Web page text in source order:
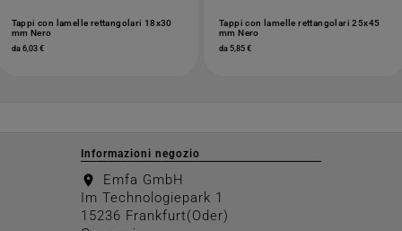
Tappi con lamelle rettangolari 18x30
mm Nero
da 6,03 €
Tappi con lamelle rettangolari 25x45
mm Nero
da 5,85 €
Informazioni negozio
location_on
Emfa GmbH
Im Technologiepark 1
15236 Frankfurt(Oder)